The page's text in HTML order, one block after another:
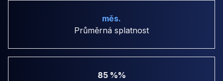
měs.
Průměrná splatnost
85 %%